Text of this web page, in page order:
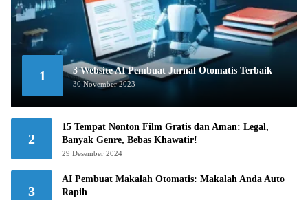
1 3 Website AI Pembuat Jurnal Otomatis Terbaik
30 November 2023
2
15 Tempat Nonton Film Gratis dan Aman: Legal,
Banyak Genre, Bebas Khawatir!
29 Desember 2024
3
AI Pembuat Makalah Otomatis: Makalah Anda Auto
Rapih